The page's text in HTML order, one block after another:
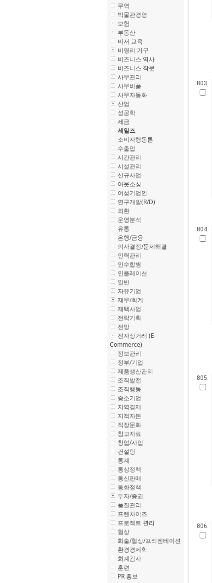
무역
박물관경영
보험
부동산
비서 교육
비영리 기구
비즈니스 역사
비즈니스 작문
사무관리
사무비품
사무자동화
산업
성공학
세금
세일즈
소비자행동론
수출업
시간관리
시설관리
신규사업
아웃소싱
여성기업인
연구개발(R/D)
외환
운영분석
유통
은행/금융
의사결정/문제해결
인력관리
인수합병
인플레이션
일반
자유기업
재무/회계
재택사업
전략기획
전망
전자상거래 (E-
Commerce)
정보관리
정부/기업
제품생산관리
조직발전
조직행동
중소기업
지역경제
지적자본
직장문화
참고자료
창업/사업
컨설팅
통계
통상정책
통신판매
통화정책
투자/증권
품질관리
프랜차이즈
프로젝트 관리
협상
화술/협상/프리젠테이션
환경경제학
회계감사
훈련
PR 홍보
803.
804.
805.
806.